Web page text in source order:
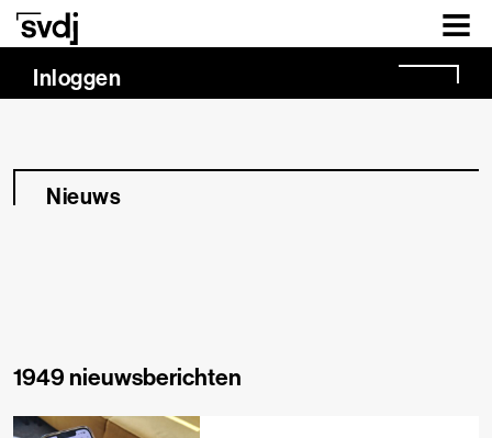
Naar hoofdinhoud
Inloggen
Nieuws
1949 nieuwsberichten